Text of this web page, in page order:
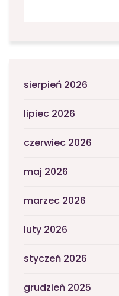
sierpień 2026
lipiec 2026
czerwiec 2026
maj 2026
marzec 2026
luty 2026
styczeń 2026
grudzień 2025